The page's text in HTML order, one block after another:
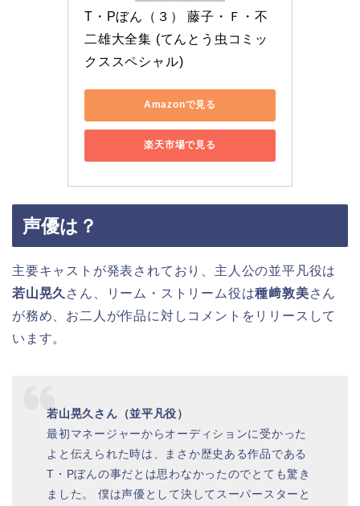
T・Pぼん（３） 藤子・Ｆ・不
二雄大全集 (てんとう虫コミッ
クススペシャル)
Amazonで見る
楽天市場で見る
声優は？
主要キャストが発表されており、主人公の並平凡役は
若山晃久 さん、リーム・ストリーム役は種﨑敦美さん
が務め、お二人が作品に対しコメントをリリースして
います。
若山晃久さん（並平凡役）
最初マネージャーからオーディションに受かった
よと伝えられた時は、まさか歴史ある作品である
T・Pぼんの事だとは思わなかったのでとても驚き
ました。 僕は声優として決してスーパースターと